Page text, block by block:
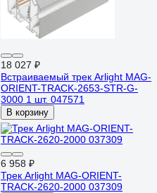
18 027 ₽
Встраиваемый трек Arlight MAG-
ORIENT-TRACK-2653-STR-G-
3000 1 шт. 047571
В корзину
6 958 ₽
Трек Arlight MAG-ORIENT-
TRACK-2620-2000 037309